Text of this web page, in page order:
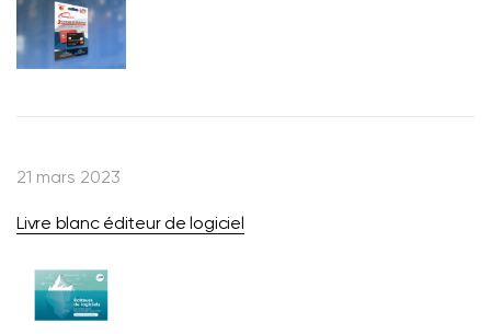
21 mars 2023
Livre blanc éditeur de logiciel